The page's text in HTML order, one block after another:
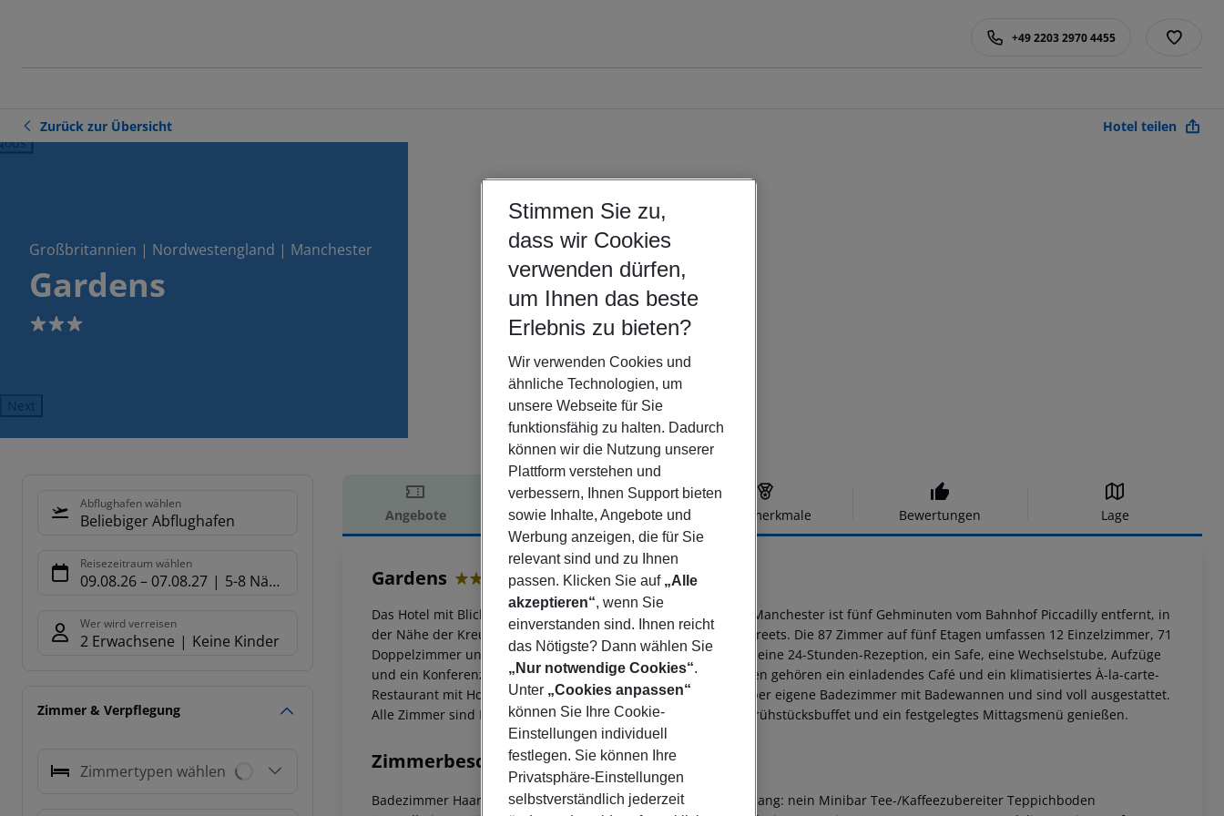
+49 2203 2970 4455
Zurück zur Übersicht Hotel teilen
Großbritannien | Nordwestengland | Manchester
Gardens
3
Next
Abflughafen wählen
Beliebiger Abflughafen
Reisezeitraum wählen
09.08.26– 07.08.27 5-8 Nächte
Wer wird verreisen
2 Erwachsene Keine Kinder
Zimmer & Verpflegung
Zimmertypen wählen
Angebote Hotelbeschreibung Hotelmerkmale Bewertungen Lage
Hotelbeschreibung
Gardens
Das Hotel mit Blick auf die Piccadilly Gardens im Zentrum von Manchester ist fünf Gehminuten vom Bahnhof Piccadilly entfernt, in
der Nähe der Kreuzung von Piccadilly, Portland und Newton Streets. Die 87 Zimmer auf fünf Etagen umfassen 12 Einzelzimmer, 71
Doppelzimmer und vier Suiten. Zu den Einrichtungen gehören eine 24-Stunden-Rezeption, ein Safe, eine Wechselstube, Aufzüge
und ein Konferenzraum. Zu den gastronomischen Einrichtungen gehören ein einladendes Café und ein klimatisiertes À-la-carte-
Restaurant mit Hochstühlen. Die stilvollen Zimmer verfügen über eigene Badezimmer mit Badewannen und sind voll ausgestattet.
Alle Zimmer sind Nichtraucherzimmer. Die Gäste können ein Frühstücksbuffet und ein festgelegtes Mittagsmenü genießen.
Zimmerbeschreibung
Badezimmer Haartrockner Direktwahltelefon Radio Internetzugang: nein Minibar Tee-/Kaffeezubereiter Teppichboden
Stimmen Sie zu,
dass wir Cookies
verwenden dürfen,
um Ihnen das beste
Erlebnis zu bieten?
Wir verwenden Cookies und
ähnliche Technologien, um
unsere Webseite für Sie
funktionsfähig zu halten. Dadurch
können wir die Nutzung unserer
Plattform verstehen und
verbessern, Ihnen Support bieten
sowie Inhalte, Angebote und
Werbung anzeigen, die für Sie
relevant sind und zu Ihnen
passen. Klicken Sie auf „Alle
akzeptieren“, wenn Sie
einverstanden sind. Ihnen reicht
das Nötigste? Dann wählen Sie
„Nur notwendige Cookies“.
Unter „Cookies anpassen“
können Sie Ihre Cookie-
Einstellungen individuell
festlegen. Sie können Ihre
Privatsphäre-Einstellungen
selbstverständlich jederzeit